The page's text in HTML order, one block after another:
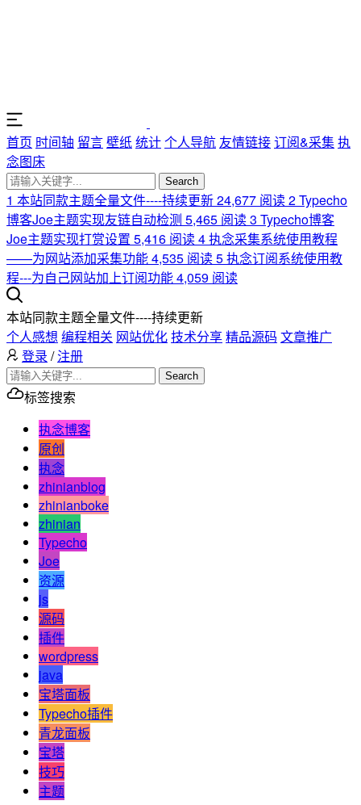
首页 时间轴 留言壁纸统计个人导航 友情链接订阅&采集执
念图床
Search
1 本站同款主题全量文件----持续更新24,677 阅读2Typecho
博客Joe主题实现友链自动检测 5,465 阅读3 Typecho博客
Joe主题实现打赏设置 5,416 阅读4执念采集系统使用教程
——为网站添加采集功能4,535 阅读5执念订阅系统使用教
程---为自己网站加上订阅功能4,059 阅读
本站同款主题全量文件----持续更新
个人感想 编程相关 网站优化技术分享精品源码 文章推广
登录 /注册
Search
标签搜索
执念博客
原创
执念
zhinianblog
zhinianboke
zhinian
Typecho
Joe
资源
js
源码
插件
wordpress
java
宝塔面板
Typecho插件
青龙面板
宝塔
技巧
主题